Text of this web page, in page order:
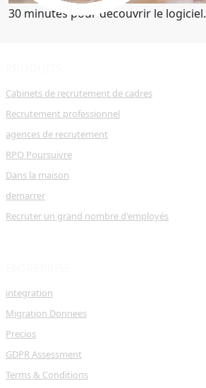
30 minutes pour découvrir le logiciel.
Cabinets de recrutement de cadres
Recrutement professionnel
agences de recrutement
RPO Poursuivre
Dans la maison
demarrer
Recruter un grand nombre d'employés
integration
Migration Donnees
Precios
GDPR Assessment
Terms & Conditions